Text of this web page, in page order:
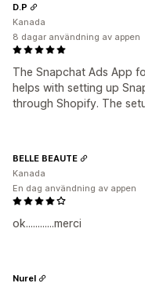
The Snapchat Ads App
helps with setting up
through Shopify. The
D.P
Kanada
8 dagar användning av appen
ok............merci
BELLE BEAUTE
Kanada
En dag användning av appen
Nurel